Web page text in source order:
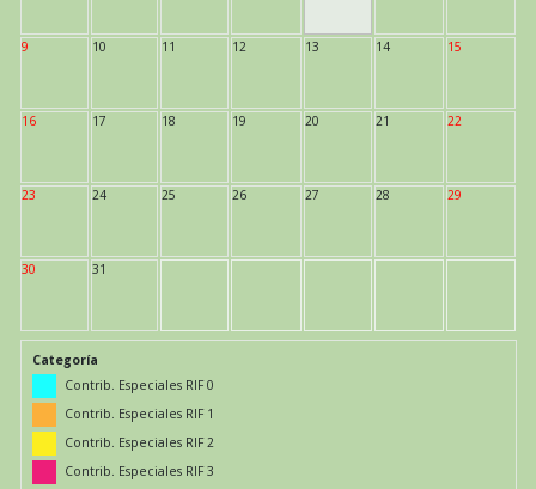
9 10 11 12 13 14 15
16 17 18 19 20 21 22
23 24 25 26 27 28 29
30 31
Categoría
Contrib. Especiales RIF 0
Contrib. Especiales RIF 1
Contrib. Especiales RIF 2
Contrib. Especiales RIF 3